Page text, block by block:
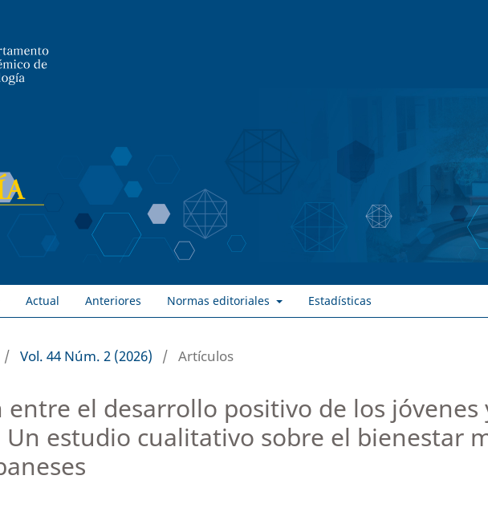
Actual Anteriores Normas editoriales Estadísticas
/ Vol. 44 Núm. 2 (2026) / Artículos
entre el desarrollo positivo de los jóvenes
estudio cualitativo sobre el bienestar